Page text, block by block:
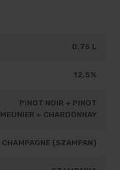
0,75 L
12,5%
PINOT NOIR + PINOT
MEUNIER + CHARDONNAY
CHAMPAGNE (SZAMPAN)